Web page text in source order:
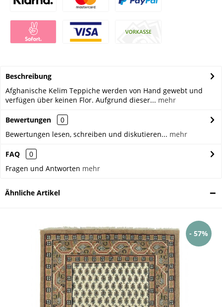
Beschreibung
Afghanische Kelim Teppiche werden von Hand gewebt und
verfügen über keinen Flor. Aufgrund dieser... mehr
Bewertungen
0
Bewertungen lesen, schreiben und diskutieren... mehr
FAQ
0
Fragen und Antworten mehr
Ähnliche Artikel
- 57%